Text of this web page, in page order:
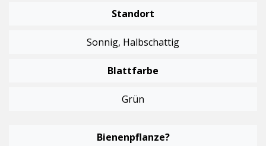
Standort
Sonnig, Halbschattig
Blattfarbe
Grün
Bienenpflanze?